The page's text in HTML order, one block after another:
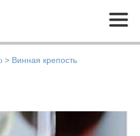
Меню
> Винная крепость